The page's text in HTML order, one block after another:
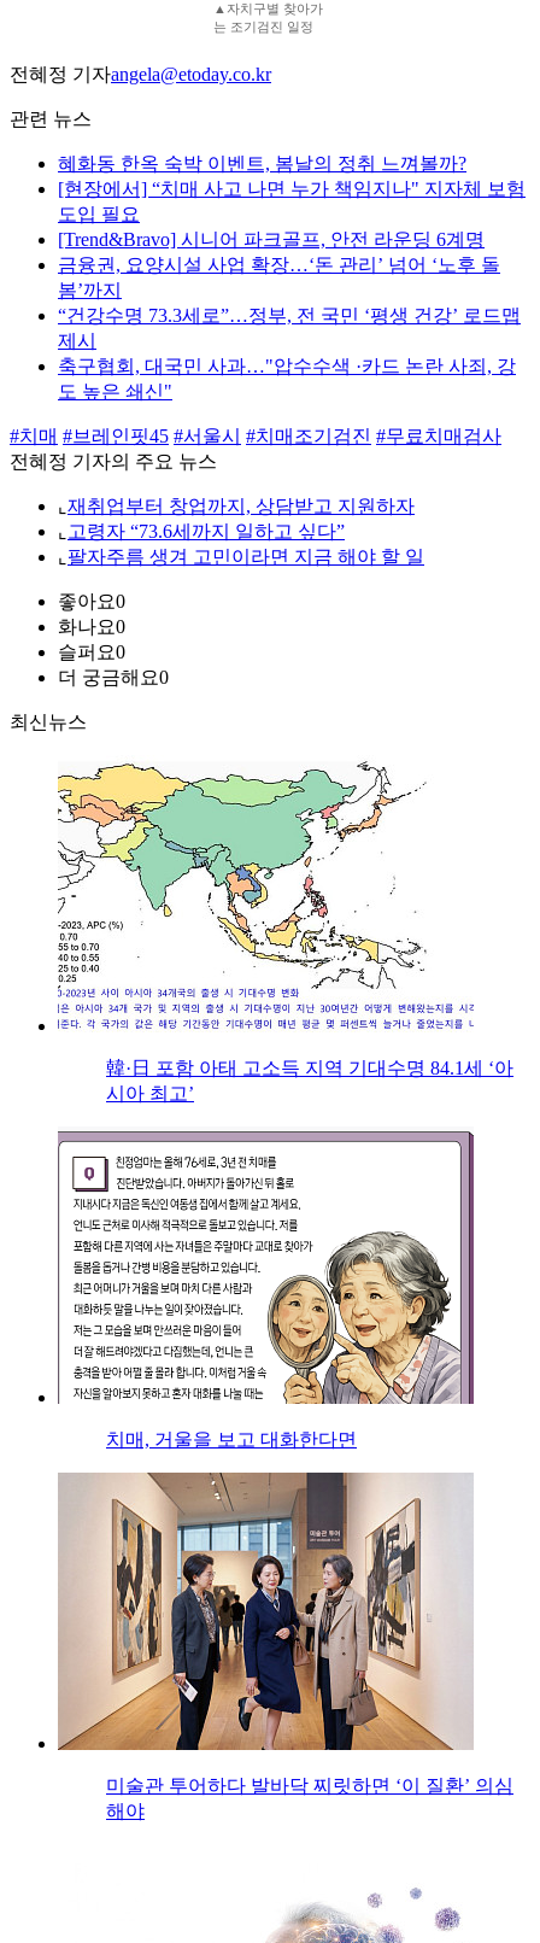
▲자치구별 찾아가
는 조기검진 일정
전혜정 기자angela@etoday.co.kr
관련 뉴스
혜화동 한옥 숙박 이벤트, 봄날의 정취 느껴볼까?
[현장에서] “치매 사고 나면 누가 책임지나" 지자체 보험
도입 필요
[Trend&Bravo] 시니어 파크골프, 안전 라운딩 6계명
금융권, 요양시설 사업 확장…‘돈 관리’ 넘어 ‘노후 돌
봄’까지
“건강수명 73.3세로”…정부, 전 국민 ‘평생 건강’ 로드맵
제시
축구협회, 대국민 사과…"압수수색 ·카드 논란 사죄, 강
도 높은 쇄신"
#치매 #브레인핏45 #서울시 #치매조기검진 #무료치매검사
전혜정 기자의 주요 뉴스
⌞ 재취업부터 창업까지, 상담받고 지원하자
⌞ 고령자 “73.6세까지 일하고 싶다”
⌞ 팔자주름 생겨 고민이라면 지금 해야 할 일
좋아요0
화나요0
슬퍼요0
더 궁금해요0
최신뉴스
韓·日 포함 아태 고소득 지역 기대수명 84.1세 ‘아
시아 최고’
치매, 거울을 보고 대화한다면
미술관 투어하다 발바닥 찌릿하면 ‘이 질환’ 의심
해야